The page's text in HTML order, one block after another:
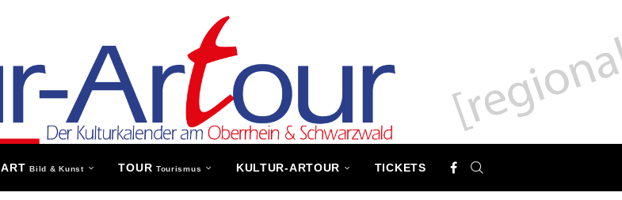
ARTBild & Kunst TOUR Tourismus KULTUR-ARTOUR TICKETS